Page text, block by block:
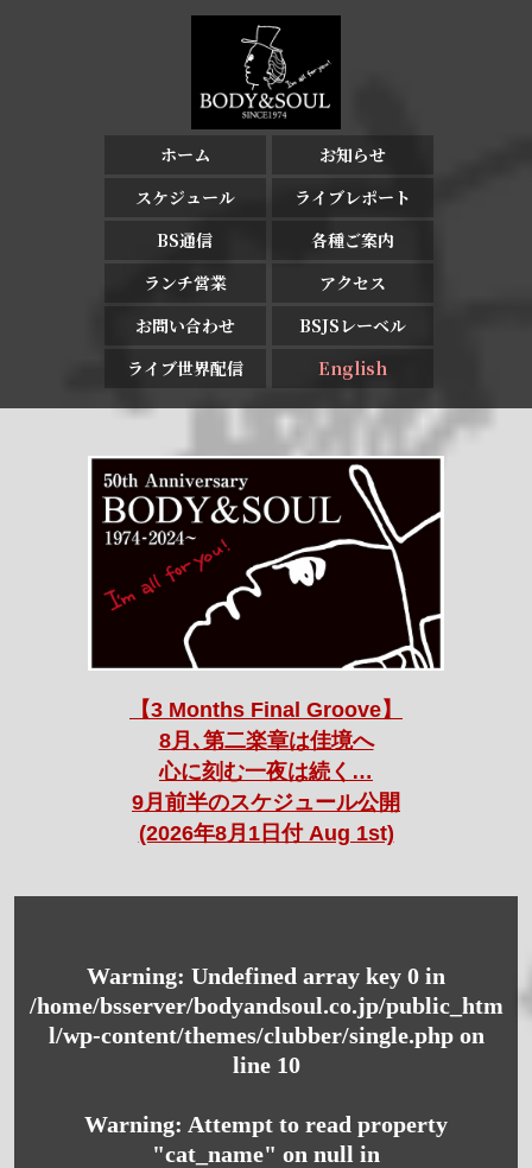
ホーム
お知らせ
スケジュール
ライブレポート
BS通信
各種ご案内
ランチ営業
アクセス
お問い合わせ
BSJSレーベル
ライブ世界配信
English
【3 Months Final Groove】
8月､第二楽章は佳境へ
心に刻む一夜は続く…
9月前半のスケジュール公開
(2026年8月1日付 Aug 1st)
Warning: Undefined array key 0 in
/home/bsserver/bodyandsoul.co.jp/public_htm
l/wp-content/themes/clubber/single.phpon
line 10
Warning: Attempt to read property
"cat_name" on null in